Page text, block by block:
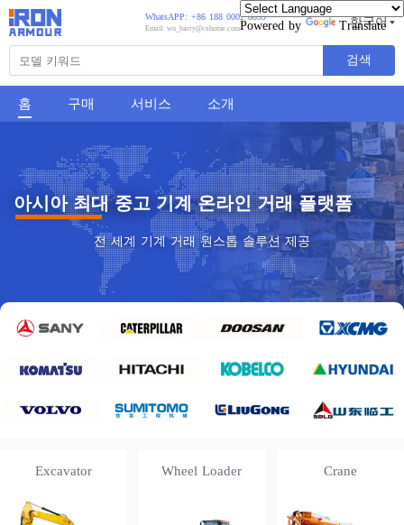
Powered by Translate
검색
WhatsAPP: +86 188 0002 8859
Email: wu_barry@cehome.com 한국어
홈 구매 서비스 소개
아시아 최대 중고 기계 온라인 거래 플랫폼
전 세계 기계 거래 원스톱 솔루션 제공
Excavator Wheel Loader Crane